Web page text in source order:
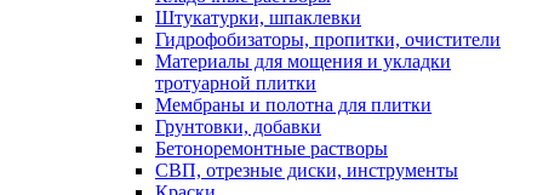
Штукатурки, шпаклевки
Гидрофобизаторы, пропитки, очистители
Материалы для мощения и укладки
тротуарной плитки
Мембраны и полотна для плитки
Грунтовки, добавки
Бетоноремонтные растворы
СВП, отрезные диски, инструменты